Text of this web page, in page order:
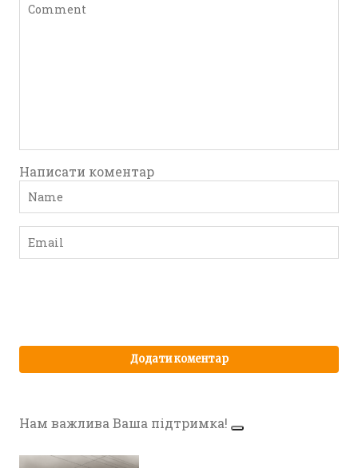
Написати коментар
Нам важлива Ваша підтримка!